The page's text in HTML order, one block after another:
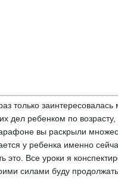
только
дел ребенком по
вы раскрыли
у ребенка именно
это. Все уроки я
силами буду